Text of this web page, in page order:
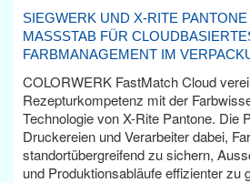
SIEGWERK UND X-RITE
MASSSTAB FÜR CLOUDBASIERTES
ARBMANAGEMENT IM
COLORWERK FastMatch Cloud
Rezepturkompetenz mit der
Technologie von X-Rite Pantone. Die
Druckereien und Verarbeiter dabei,
standortübergreifend zu sichern,
und Produktionsabläufe effizienter zu